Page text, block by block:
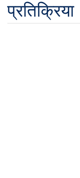
प्रतिक्रिया